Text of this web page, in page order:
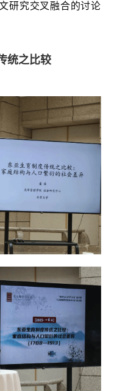
研究交叉融合的讨论
统之比较